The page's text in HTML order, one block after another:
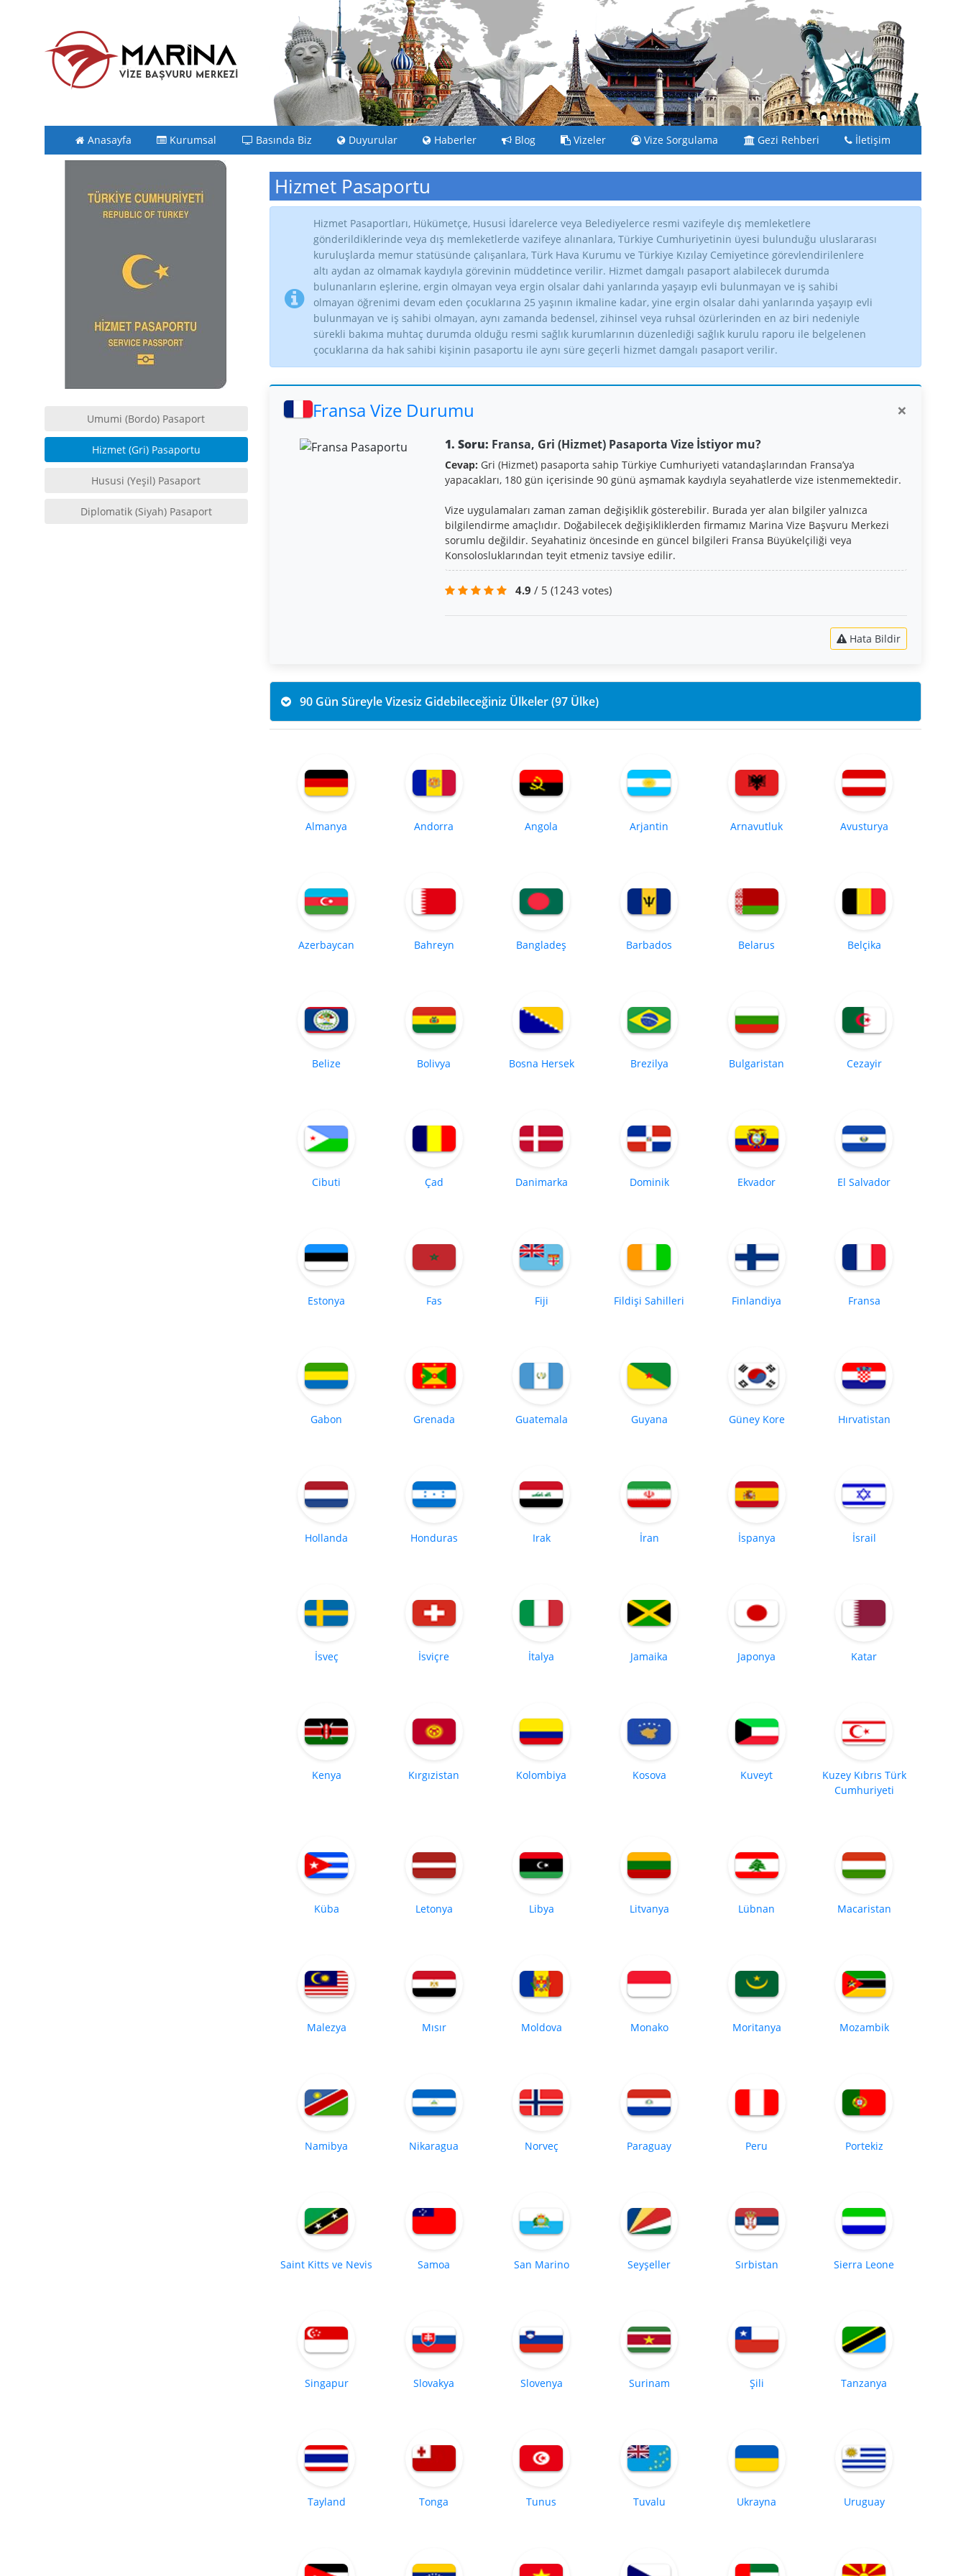
Anasayfa Kurumsal Basında Biz Duyurular Haberler Blog Vizeler Vize Sorgulama Gezi Rehberi İletişim
Umumi (Bordo) Pasaport
Hizmet (Gri) Pasaportu
Hususi (Yeşil) Pasaport
Diplomatik (Siyah) Pasaport
Hizmet Pasaportu
Hizmet Pasaportları, Hükümetçe, Hususi İdarelerce veya Belediyelerce resmi vazifeyle dış memleketlere
gönderildiklerinde veya dış memleketlerde vazifeye alınanlara, Türkiye Cumhuriyetinin üyesi bulunduğu uluslararası
kuruluşlarda memur statüsünde çalışanlara, Türk Hava Kurumu ve Türkiye Kızılay Cemiyetince görevlendirilenlere
altı aydan az olmamak kaydıyla görevinin müddetince verilir. Hizmet damgalı pasaport alabilecek durumda
bulunanların eşlerine, ergin olmayan veya ergin olsalar dahi yanlarında yaşayıp evli bulunmayan ve iş sahibi
olmayan öğrenimi devam eden çocuklarına 25 yaşının ikmaline kadar, yine ergin olsalar dahi yanlarında yaşayıp evli
bulunmayan ve iş sahibi olmayan, aynı zamanda bedensel, zihinsel veya ruhsal özürlerinden en az biri nedeniyle
sürekli bakıma muhtaç durumda olduğu resmi sağlık kurumlarının düzenlediği sağlık kurulu raporu ile belgelenen
çocuklarına da hak sahibi kişinin pasaportu ile aynı süre geçerli hizmet damgalı pasaport verilir.
Fransa Vize Durumu ×
1. Soru: Fransa, Gri (Hizmet) Pasaporta Vize İstiyor mu?
Cevap: Gri (Hizmet) pasaporta sahip Türkiye Cumhuriyeti vatandaşlarından Fransa’ya
yapacakları, 180 gün içerisinde 90 günü aşmamak kaydıyla seyahatlerde vize istenmemektedir.
Vize uygulamaları zaman zaman değişiklik gösterebilir. Burada yer alan bilgiler yalnızca
bilgilendirme amaçlıdır. Doğabilecek değişikliklerden firmamız Marina Vize Başvuru Merkezi
sorumlu değildir. Seyahatiniz öncesinde en güncel bilgileri Fransa Büyükelçiliği veya
Konsolosluklarından teyit etmeniz tavsiye edilir.
4.9 / 5 (1243 votes)
Hata Bildir
90 Gün Süreyle Vizesiz Gidebileceğiniz Ülkeler (97 Ülke)
Almanya Andorra Angola Arjantin Arnavutluk Avusturya
Azerbaycan Bahreyn Bangladeş Barbados Belarus Belçika
Belize Bolivya Bosna Hersek Brezilya Bulgaristan Cezayir
Cibuti Çad Danimarka Dominik Ekvador El Salvador
Estonya Fas Fiji Fildişi Sahilleri Finlandiya Fransa
Gabon Grenada Guatemala Guyana Güney Kore Hırvatistan
Hollanda Honduras Irak İran İspanya İsrail
İsveç İsviçre İtalya Jamaika Japonya Katar
Kenya Kırgızistan Kolombiya Kosova Kuveyt
Kuzey Kıbrıs Türk
Cumhuriyeti
Küba Letonya Libya Litvanya Lübnan Macaristan
Malezya Mısır Moldova Monako Moritanya Mozambik
Namibya Nikaragua Norveç Paraguay Peru Portekiz
Saint Kitts ve Nevis Samoa San Marino Seyşeller Sırbistan Sierra Leone
Singapur Slovakya Slovenya Surinam Şili Tanzanya
Tayland Tonga Tunus Tuvalu Ukrayna Uruguay